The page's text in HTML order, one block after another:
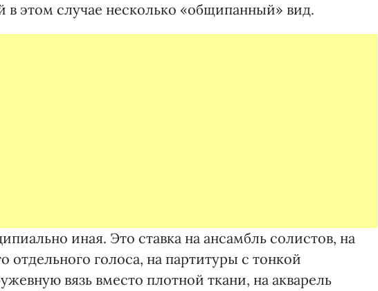
этом случае несколько «общипанный» вид.
иная. Это ставка на ансамбль солистов, на
отдельного голоса, на партитуры с тонкой
вязь вместо плотной ткани, на акварель